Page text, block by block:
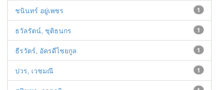
1
ชนินทร์ อยู่เพชร
1
ธวัลรัตน์, ชุติธนกร
1
ธีรวัตร์, อัครดีไชยกูล
1
ปวร, เวชมณี